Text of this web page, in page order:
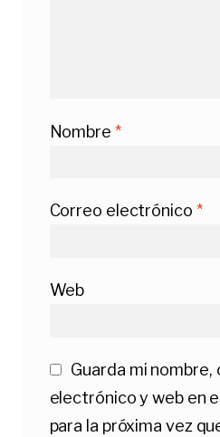
Nombre *
Correo electrónico *
Web
Guarda mi nombre,
electrónico y web en
para la próxima vez